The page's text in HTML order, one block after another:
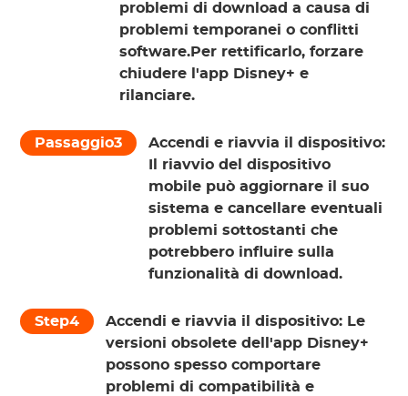
problemi di download a causa di
problemi temporanei o conflitti
software.Per rettificarlo, forzare
chiudere l'app Disney+ e
rilanciare.
Passaggio3
Accendi e riavvia il dispositivo:
Il riavvio del dispositivo
mobile può aggiornare il suo
sistema e cancellare eventuali
problemi sottostanti che
potrebbero influire sulla
funzionalità di download.
Step4 Accendi e riavvia il dispositivo: Le
versioni obsolete dell'app Disney+
possono spesso comportare
problemi di compatibilità e